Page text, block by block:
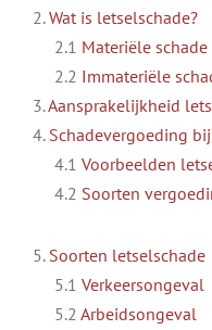
2.Wat is letselschade?
2.1 Materiële schade
2.2 Immateriële
3.Aansprakelijkheid
4. Schadevergoeding
4.1 Voorbeelden
4.2 Soorten
5. Soorten letselschade
5.1 Verkeersongeval
5.2 Arbeidsongeval